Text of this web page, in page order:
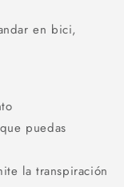
en bici,
puedas
la transpiración